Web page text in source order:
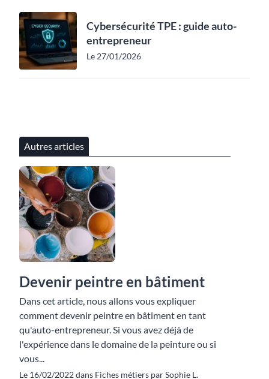
Cybersécurité TPE : guide auto-
entrepreneur
Le 27/01/2026
Autres articles
Devenir peintre en bâtiment
Dans cet article, nous allons vous expliquer
comment devenir peintre en bâtiment en tant
qu'auto-entrepreneur. Si vous avez déjà de
l'expérience dans le domaine de la peinture ou si
vous...
Le 16/02/2022 dans Fiches métiers par Sophie L.